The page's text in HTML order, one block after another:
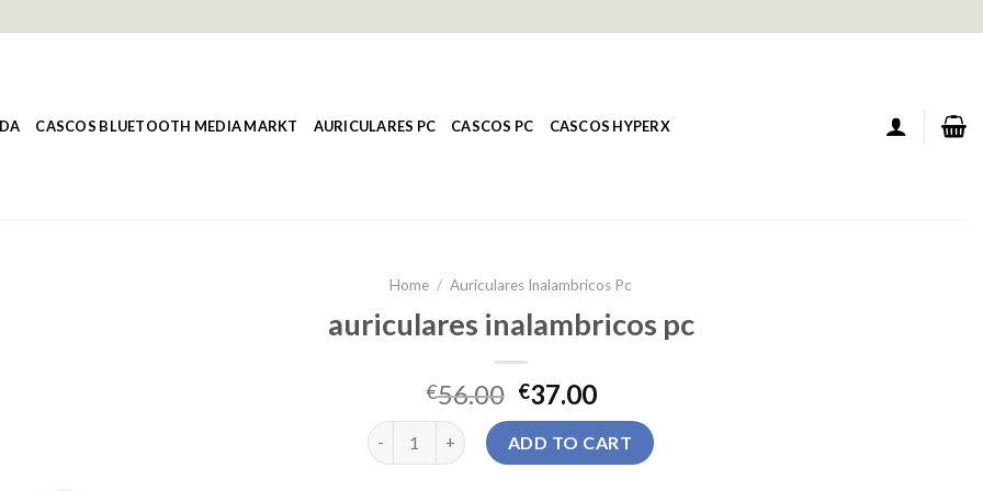
CASCOS BLUETOOTH MEDIA MARKT AURICULARES PC CASCOS PC CASCOS HYPERX
Home / Auriculares Inalambricos Pc
auriculares inalambricos pc
€56.00 €37.00
auriculares inalambricos pc quantity
ADD TO CART